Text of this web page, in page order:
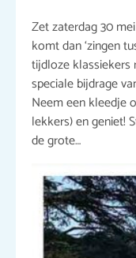
Zet zaterdag 30
komt dan ‘zingen
tijdloze klassiekers
speciale bijdrage
Neem een kleedje
lekkers) en geniet!
de grote…